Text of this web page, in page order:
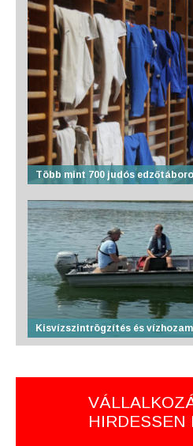
Több mint 700 judós
Kisvízszintrögzítés és
HIRDESSEN